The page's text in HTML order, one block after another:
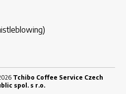
Tchibo Coffee Service Czech
spol. s r.o.